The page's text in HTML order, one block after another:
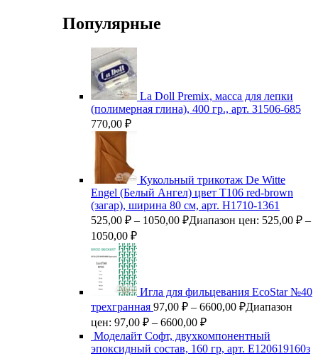
Популярные
La Doll Premix, масса для лепки
(полимерная глина), 400 гр., арт. З1506-685
770,00 ₽
Кукольный трикотаж De Witte
Engel (Белый Ангел) цвет Т106 red-brown
(загар), ширина 80 см, арт. Н1710-1361
525,00 ₽ – 1050,00 ₽Диапазон цен: 525,00 ₽ –
1050,00 ₽
Игла для фильцевания EcoStar №40
трехгранная 97,00 ₽ – 6600,00 ₽Диапазон
цен: 97,00 ₽ – 6600,00 ₽
Моделайт Софт, двухкомпонентный
эпоксидный состав, 160 гр, арт. Е120619160з